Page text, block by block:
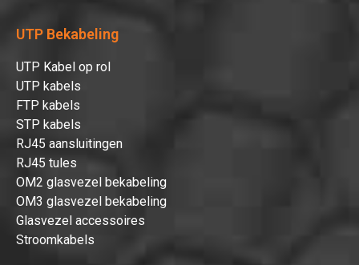
UTP Bekabeling
UTP Kabel op rol
UTP kabels
FTP kabels
STP kabels
RJ45 aansluitingen
RJ45 tules
OM2 glasvezel bekabeling
OM3 glasvezel bekabeling
Glasvezel accessoires
Stroomkabels
Dit product is succesvol toegevoegd
aan uw winkelwagen!